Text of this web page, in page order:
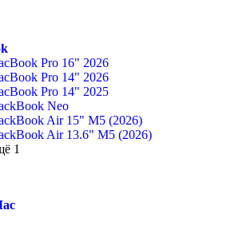
Pro 16" 2026
Pro 14" 2026
Pro 14" 2025
Neo
Air 15" M5 (2026)
Air 13.6" M5 (2026)
1